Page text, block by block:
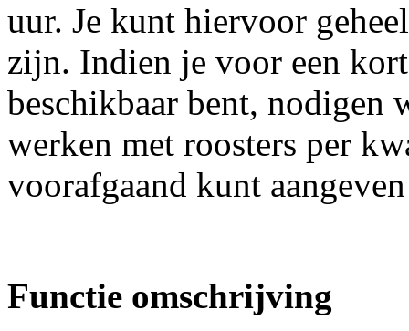
uur. Je kunt hiervoor
zijn. Indien je voor een
beschikbaar bent, nodigen
werken met roosters per
voorafgaand kunt
Functie omschrijving